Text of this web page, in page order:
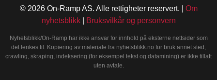
© 2026 On-Ramp AS. Alle rettigheter reservert. | Om
nyhetsblikk| Bruksvilkår og personvern
Nyhetsblikk/On-Ramp har ikke ansvar for innhold på eksterne nettsider som
det lenkes til. Kopiering av materiale fra nyhetsblikk.no for bruk annet sted,
crawling, skraping, indeksering (for eksempel tekst og datamining) er ikke tillatt
uten avtale.